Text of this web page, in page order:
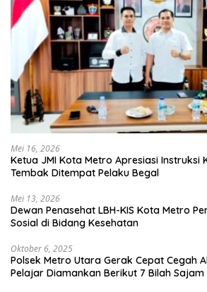
Mei 16, 2026
Ketua JMI Kota Metro Apresiasi Instruksi
Tembak Ditempat Pelaku Begal
Mei 13, 2026
Dewan Penasehat LBH-KIS Kota Metro
Sosial di Bidang Kesehatan
Oktober 6, 2025
Polsek Metro Utara Gerak Cepat Cegah
Pelajar Diamankan Berikut 7 Bilah Sajam